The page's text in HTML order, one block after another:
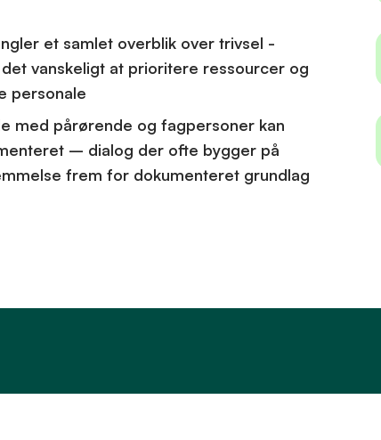
et samlet overblik over trivsel -
vanskeligt at prioritere ressourcer og
personale
med pårørende og fagpersoner kan
– dialog der ofte bygger på
frem for dokumenteret grundlag